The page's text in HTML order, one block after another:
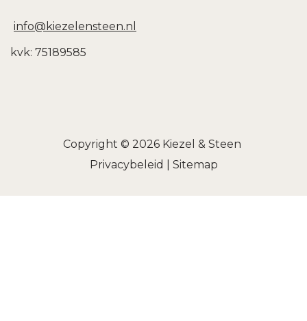
info@kiezelensteen.nl
kvk: 75189585
Copyright © 2026 Kiezel & Steen
Privacybeleid
Sitemap